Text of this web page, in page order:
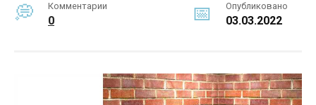
Комментарии
0
Опубликовано
03.03.2022